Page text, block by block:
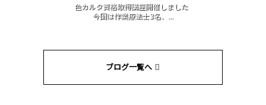
色カルタ資格取得講座開催しました
今回は作業療法士3名、...
ブログ一覧へ